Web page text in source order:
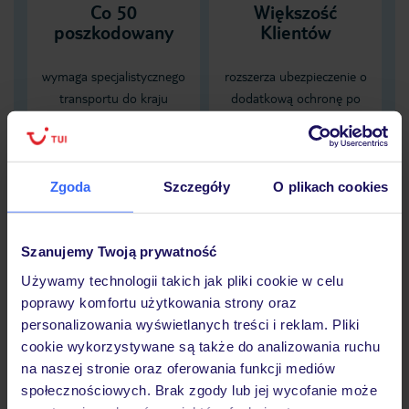
Zgoda Szczegóły O plikach cookies
Szanujemy Twoją prywatność
Używamy technologii takich jak pliki cookie w celu
poprawy komfortu użytkowania strony oraz
personalizowania wyświetlanych treści i reklam. Pliki
cookie wykorzystywane są także do analizowania ruchu
na naszej stronie oraz oferowania funkcji mediów
społecznościowych. Brak zgody lub jej wycofanie może
Co 50
poszkodowany
wymaga specjalistycznego
transportu do kraju
nie zapewnia pokrycia tych
kosztów
Większość
Klientów
rozszerza ubezpieczenie o
dodatkową ochronę po
obejmującą NNW
zaistniałych pod wpływem
alkoholu
Sprawdź szczegóły
wariantów ochrony »